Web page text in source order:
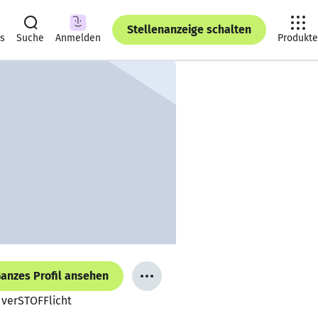
Suche Anmelden
Stellenanzeige schalten
Produkte
Profil ansehen